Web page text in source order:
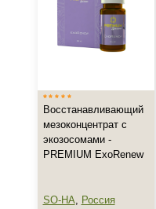
Обезвоженная
Любой возраст
Любой возраст (от 18 лет)
После 20
Показать еще
Восстанавливающий
мезоконцентрат с
экозосомами -
PREMIUM ExoRenew
SO-HA, Россия